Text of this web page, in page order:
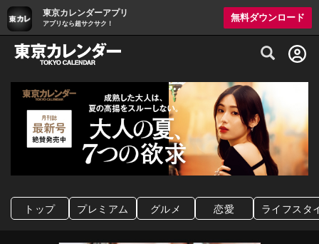
東京カレンダーアプリ
アプリなら超サクサク！
無料ダウンロード
グルメ情報・プレミアムレストラン予約
トップ プレミアム グルメ 恋愛 ライフスタ